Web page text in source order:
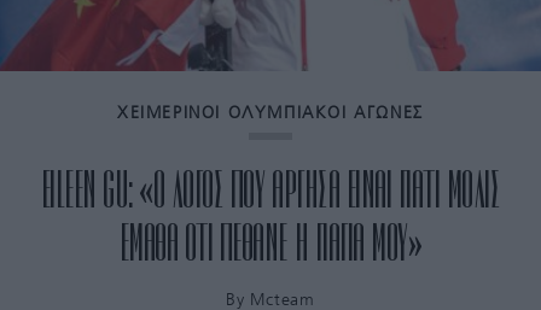
ΧΕΙΜΕΡΙΝΟΙ ΟΛΥΜΠΙΑΚΟΙ ΑΓΩΝΕΣ
EILEEN GU: «Ο ΛΟΓΟΣ ΠΟΥ ΑΡΓΗΣΑ ΕΙΝΑΙ ΓΙΑΤΙ ΜΟΛΙΣ
ΕΜΑΘΑ ΟΤΙ ΠΕΘΑΝΕ Η ΓΙΑΓΙΑ ΜΟΥ»
By Mcteam